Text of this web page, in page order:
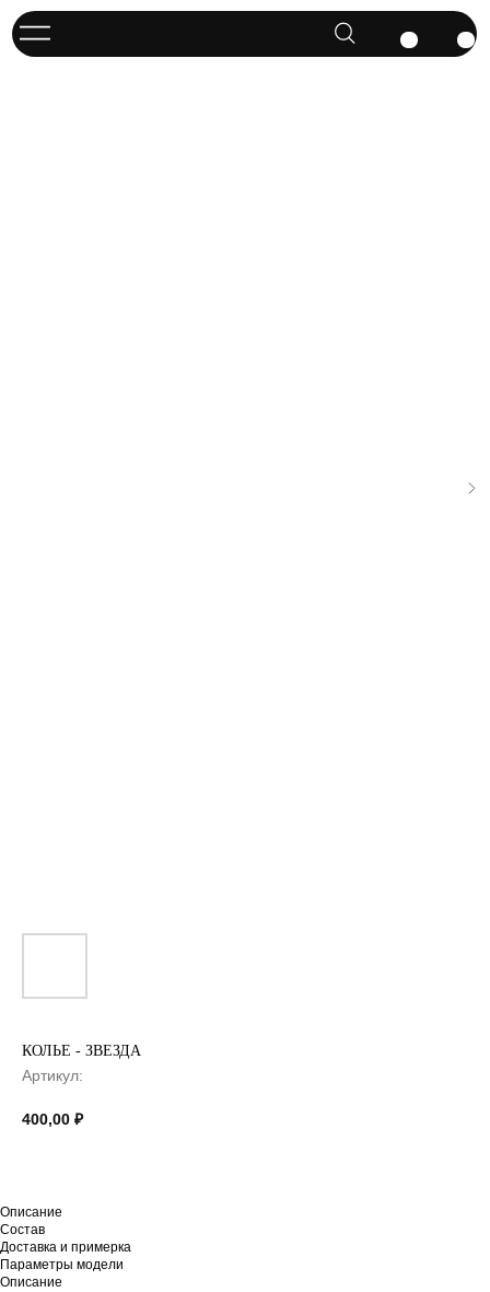
КОЛЬЕ - ЗВЕЗДА
Артикул:
400,00 ₽
Описание
Состав
Доставка и примерка
Параметры модели
Описание